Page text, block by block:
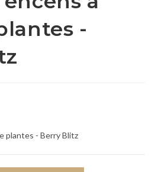
-
plantes - Berry Blitz